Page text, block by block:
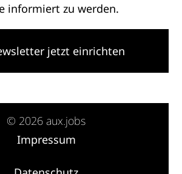
informiert zu werden.
jetzt einrichten
© 2026 aux.jobs
Impressum